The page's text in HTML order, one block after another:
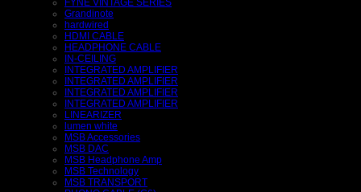
FYNE VINTAGE SERIES
Grandinote
hardwired
HDMI CABLE
HEADPHONE CABLE
IN-CEILING
INTEGRATED AMPLIFIER
INTEGRATED AMPLIFIER
INTEGRATED AMPLIFIER
INTEGRATED AMPLIFIER
LINEARIZER
lumen white
MSB Accessories
MSB DAC
MSB Headphone Amp
MSB Technology
MSB TRANSPORT